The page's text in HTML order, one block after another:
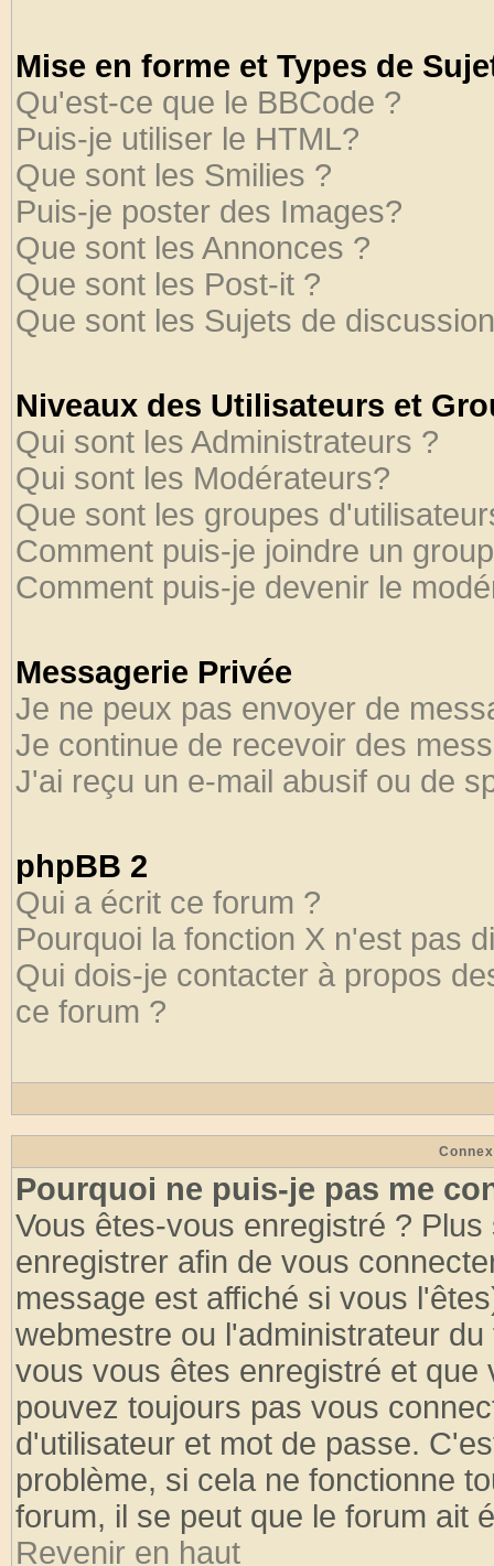
Mise en forme et Types de
Qu'est-ce que le BBCode ?
Puis-je utiliser le HTML?
Que sont les Smilies ?
Puis-je poster des Images?
Que sont les Annonces ?
Que sont les Post-it ?
Que sont les Sujets de
Niveaux des Utilisateurs et
Qui sont les Administrateurs ?
Qui sont les Modérateurs?
Que sont les groupes
Comment puis-je joindre un
Comment puis-je devenir le
Messagerie Privée
Je ne peux pas envoyer de
Je continue de recevoir des
J'ai reçu un e-mail abusif ou de
phpBB 2
Qui a écrit ce forum ?
Pourquoi la fonction X n'est pas
Qui dois-je contacter à propos
ce forum ?
Pourquoi ne puis-je pas me
Vous êtes-vous enregistré ?
enregistrer afin de vous
message est affiché si vous
webmestre ou l'administrateur
vous vous êtes enregistré et
pouvez toujours pas vous
d'utilisateur et mot de passe.
problème, si cela ne fonctionne
forum, il se peut que le forum ait
Revenir en haut